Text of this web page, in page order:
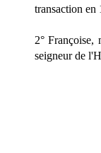
transaction en
2°
seigneur de